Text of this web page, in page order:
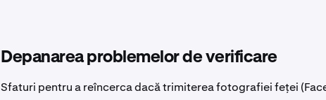
Depanarea problemelor de verificare
Sfaturi pentru a reîncerca dacă trimiterea fotografiei feței